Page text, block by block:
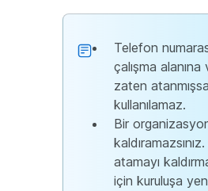
Telefon
çalışma
zaten
kullanılamaz.
Bir
atamayı
için kuruluşa